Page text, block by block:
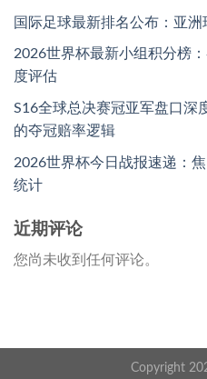
国际足球最新排名公布：亚
2026世界杯最新小组积分榜
度评估
S16全球总决赛冠亚军盘口深
的夺冠赔率逻辑
2026世界杯今日战报速递：
统计
近期评论
您尚未收到任何评论。
Copyright